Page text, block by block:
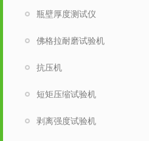
瓶壁厚度测试仪
佛格拉耐磨试验机
抗压机
短矩压缩试验机
剥离强度试验机